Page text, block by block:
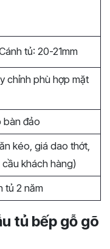
tủ: 20-21mm
chỉnh phù hợp mặt
bàn đảo
kéo, giá dao thớt,
khách hàng)
tủ 2 năm
tủ bếp gỗ gõ